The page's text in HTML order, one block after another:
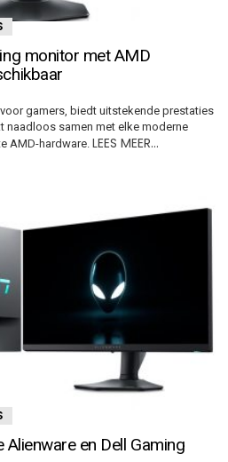
monitor met AMD
gamers, biedt uitstekende prestaties
naadloos samen met elke moderne
AMD-hardware. LEES MEER…
en Dell Gaming